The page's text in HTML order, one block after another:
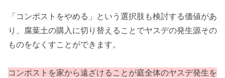
「コンポストをやめる」という選択肢も検討する価値があ
り、腐葉土の購入に切り替えることでヤスデの発生源その
ものをなくすことができます。
コンポストを家から遠ざけることが庭全体のヤスデ発生を